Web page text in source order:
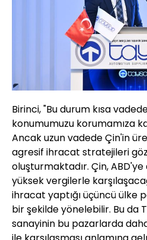
Birinci, "Bu durum kısa
konumumuzu korumamıza
Ancak uzun vadede Çin'in
agresif ihracat stratejileri göz
oluşturmaktadır. Çin,
yüksek vergilerle
ihracat yaptığı üçüncü ülke
bir şekilde yönelebilir. Bu da
sanayinin bu pazarlarda